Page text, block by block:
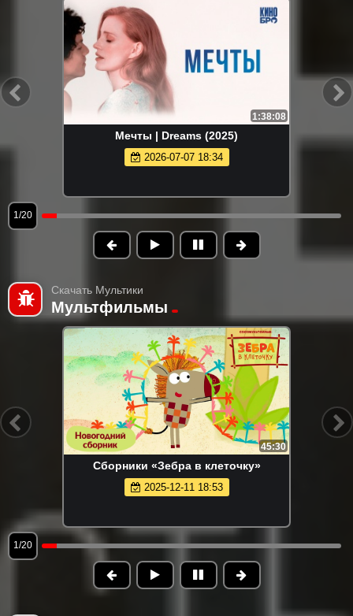
1:38:08
Мечты | Dreams (2025)
2026-07-07 18:34
1/20
Скачать Мультики
Мультфильмы
45:30
Сборники «Зебра в клеточку»
2025-12-11 18:53
1/20